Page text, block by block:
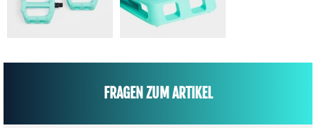
FRAGEN ZUM ARTIKEL